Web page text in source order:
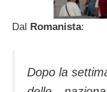
Dal Romanista:
Dopo la